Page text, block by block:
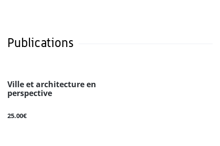
Publications
Ville et architecture en
perspective
25.00€